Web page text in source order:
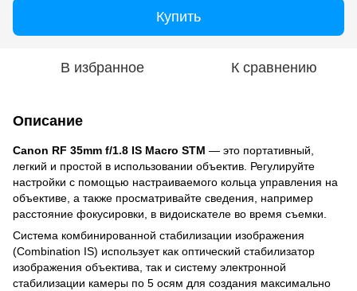
Купить
В избранное К сравнению
Описание
Canon RF 35mm f/1.8 IS Macro STM — это портативный,
легкий и простой в использовании объектив. Регулируйте
настройки с помощью настраиваемого кольца управления на
объективе, а также просматривайте сведения, например
расстояние фокусировки, в видоискателе во время съемки.
Система комбинированной стабилизации изображения
(Combination IS) использует как оптический стабилизатор
изображения объектива, так и систему электронной
стабилизации камеры по 5 осям для создания максимально